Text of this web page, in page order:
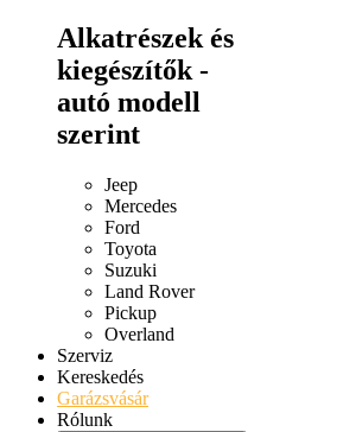
Alkatrészek és
kiegészítők -
autó modell
szerint
Jeep
Mercedes
Ford
Toyota
Suzuki
Land Rover
Pickup
Overland
Szerviz
Kereskedés
Garázsvásár
Rólunk